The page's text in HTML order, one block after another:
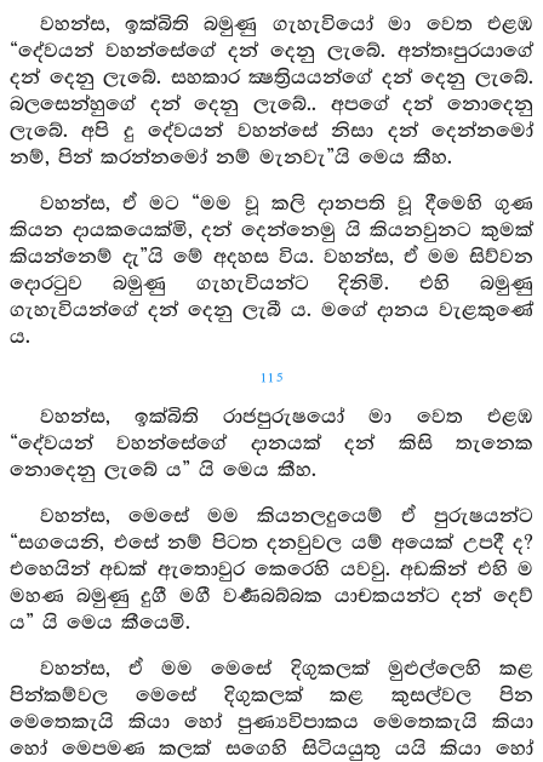
වහන්ස, ඉක්බිති බමුණු ගැහැවියෝ මා වෙත එළඹ
“දේවයන් වහන්සේගේ දන් දෙනු ලැබේ. අන්තඃපුරයාගේ
දන් දෙනු ලැබේ. සහකාර ක්‍ෂත්‍රියයන්ගේ දන් දෙනු ලැබේ.
බලසෙන්හුගේ දන් දෙනු ලැබේ.. අපගේ දන් නොදෙනු
ලැබේ. අපි දු දේවයන් වහන්සේ නිසා දන් දෙන්නමෝ
නම්, පින් කරන්නමෝ නම් මැනවැ”යි මෙය කීහ.
වහන්ස, ඒ මට “මම වූ කලි දානපති වූ දීමෙහි ගුණ
කියන දායකයෙක්මි, දන් දෙන්නෙමු යි කියනවුනට කුමක්
කියන්නෙම් දැ”යි මේ අදහස විය. වහන්ස, ඒ මම සිව්වන
දොරටුව බමුණු ගැහැවියන්ට දිනිමි. එහි බමුණු
ගැහැවියන්ගේ දන් දෙනු ලැබී ය. මගේ දානය වැළකුණේ
ය.
115
වහන්ස, ඉක්බිති රාජපුරුෂයෝ මා වෙත එළඹ
“දේවයන් වහන්සේගේ දානයක් දන් කිසි තැනෙක
නොදෙනු ලැබේ ය” යි මෙය කීහ.
වහන්ස, මෙසේ මම කියනලදුයෙම් ඒ පුරුෂයන්ට
“සගයෙනි, එසේ නම් පිටත දනවුවල යම් අයෙක් උපදී ද?
එහෙයින් අඩක් ඇතොවුර කෙරෙහි යවවු. අඩකින් එහි ම
මහණ බමුණු දුගී මගී වර්‍ණබබ්බක යාචකයන්ට දන් දෙව්
ය” යි මෙය කීයෙමි.
වහන්ස, ඒ මම මෙසේ දිගුකලක් මුළුල්ලෙහි කළ
පින්කම්වල මෙසේ දිගුකලක් කළ කුසල්වල පින
මෙතෙකැයි කියා හෝ පුණ්‍යවිපාකය මෙතෙකැයි කියා
හෝ මෙපමණ කලක් සගෙහි සිටියයුතු යයි කියා හෝ